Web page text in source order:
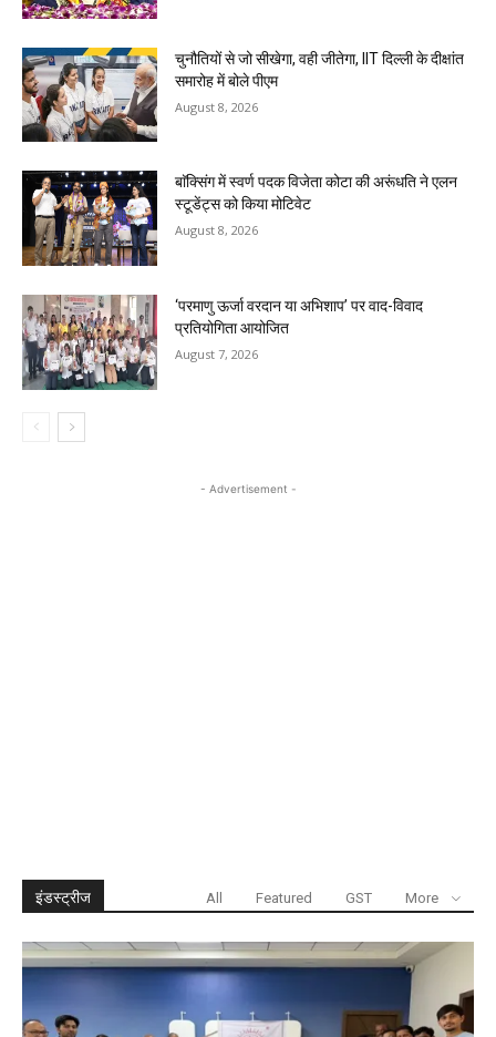
चुनौतियों से जो सीखेगा, वही जीतेगा, IIT दिल्ली के दीक्षांत
समारोह में बोले पीएम
August 8, 2026
बाॅक्सिंग में स्वर्ण पदक विजेता कोटा की अरूंधति ने एलन
स्टूडेंट्स को किया मोटिवेट
August 8, 2026
‘परमाणु ऊर्जा वरदान या अभिशाप’ पर वाद-विवाद
प्रतियोगिता आयोजित
August 7, 2026
- Advertisement -
इंडस्ट्रीज All Featured GST More